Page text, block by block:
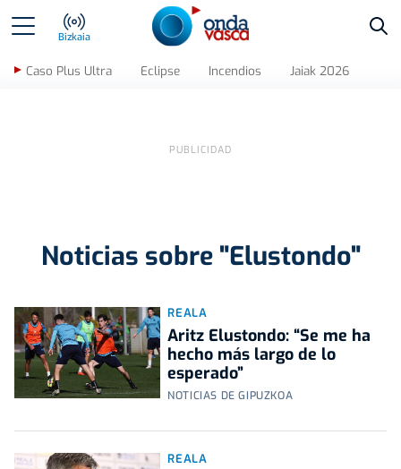
Bizkaia
Caso Plus Ultra Eclipse Incendios Jaiak 2026
Noticias sobre "Elustondo"
REALA
Aritz Elustondo: “Se me ha
hecho más largo de lo
esperado”
NOTICIAS DE GIPUZKOA
REALA